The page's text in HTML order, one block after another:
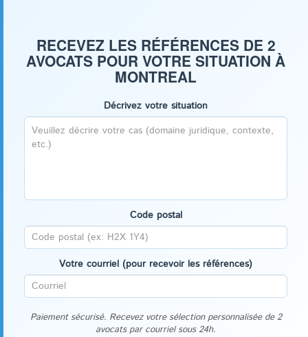
RECEVEZ LES RÉFÉRENCES DE 2
AVOCATS POUR VOTRE SITUATION À
MONTREAL
Décrivez votre situation
Code postal
Votre courriel (pour recevoir les références)
Paiement sécurisé. Recevez votre sélection personnalisée de 2
avocats par courriel sous 24h.